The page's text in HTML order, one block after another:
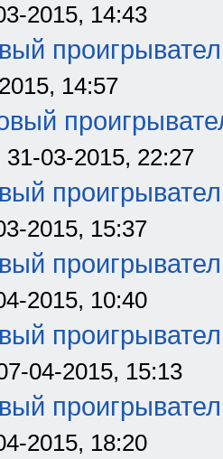
2015, 14:43
14:57
31-03-2015, 22:27
2015, 15:37
2015, 10:40
04-2015, 15:13
2015, 18:20